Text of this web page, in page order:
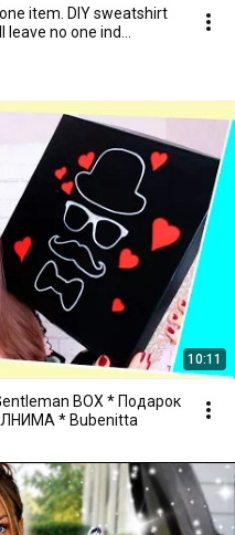
item. DIY sweatshirt
no one ind...
10:11
BOX * Подарок
* Bubenitta